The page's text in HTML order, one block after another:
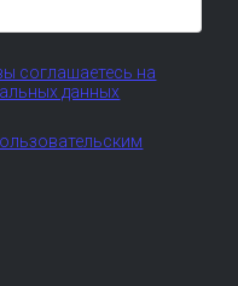
соглашаетесь на
данных